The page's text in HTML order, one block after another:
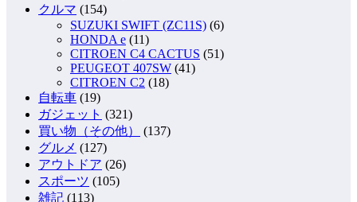
クルマ (154)
SUZUKI SWIFT (ZC11S) (6)
HONDA e (11)
CITROEN C4 CACTUS (51)
PEUGEOT 407SW (41)
CITROEN C2 (18)
自転車 (19)
ガジェット (321)
買い物（その他）
(137)
グルメ (127)
アウトドア (26)
スポーツ (105)
雑記 (113)